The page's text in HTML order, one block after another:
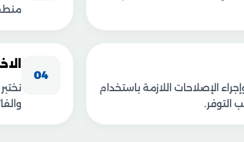
الإصلاحات اللازمة باستخدام
التوفر.
04